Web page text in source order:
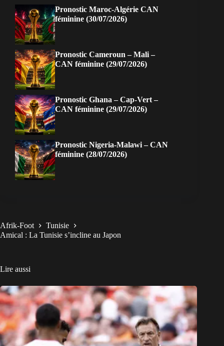
Pronostic Maroc-Algérie CAN
féminine (30/07/2026)
Pronostic Cameroun – Mali –
CAN féminine (29/07/2026)
Pronostic Ghana – Cap-Vert –
CAN féminine (29/07/2026)
Pronostic Nigeria-Malawi – CAN
féminine (28/07/2026)
Afrik-Foot
Tunisie
Amical : La Tunisie s’incline au Japon
Lire aussi